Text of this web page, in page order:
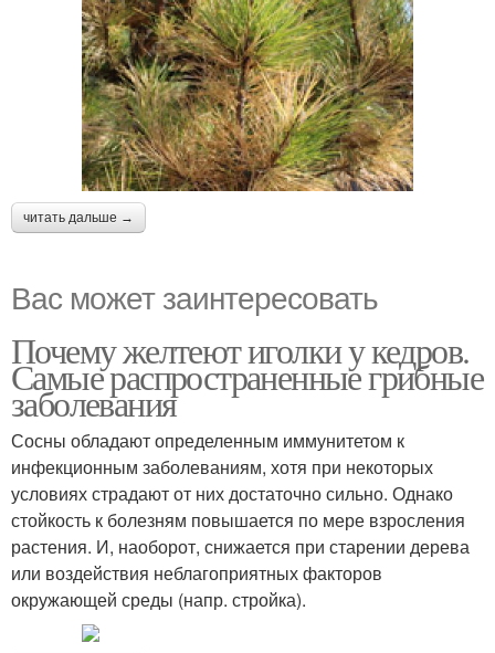
читать дальше →
Вас может заинтересовать
Почему желтеют иголки у кедров.
Самые распространенные грибные
заболевания
Сосны обладают определенным иммунитетом к
инфекционным заболеваниям, хотя при некоторых
условиях страдают от них достаточно сильно. Однако
стойкость к болезням повышается по мере взросления
растения. И, наоборот, снижается при старении дерева
или воздействия неблагоприятных факторов
окружающей среды (напр. стройка).